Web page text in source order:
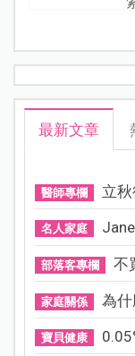
最新文章
醫師專欄 立
名人家庭
部落客專欄 不
家庭關係 為
寶貝健康